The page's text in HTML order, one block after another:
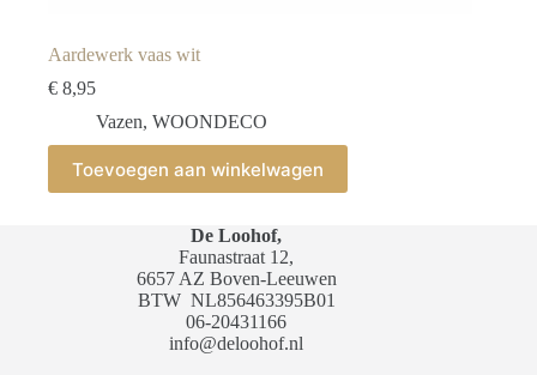
Aardewerk vaas wit
€ 8,95
Vazen, WOONDECO
Toevoegen aan winkelwagen
De Loohof,
Faunastraat 12,
6657 AZ Boven-Leeuwen
BTW NL856463395B01
06-20431166
info@deloohof.nl